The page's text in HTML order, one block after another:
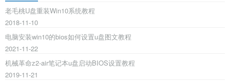
老毛桃U盘重装Win10系统教程
2018-11-10
电脑安装win10的bios如何设置u盘图文教程
2021-11-22
机械革命z2-air笔记本u盘启动BIOS设置教程
2019-11-21